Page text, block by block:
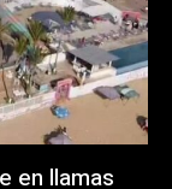
en llamas